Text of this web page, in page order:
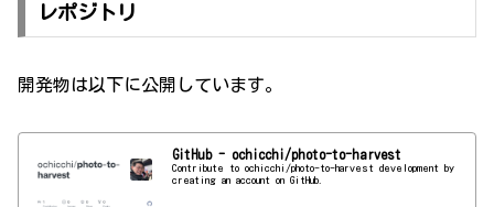
レポジトリ
開発物は以下に公開しています。
GitHub - ochicchi/photo-to-harvest
Contribute to ochicchi/photo-to-harvest development by
creating an account on GitHub.